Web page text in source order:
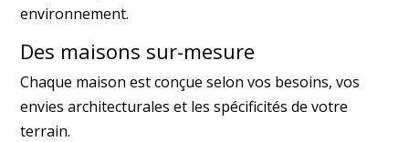
environnement.
Des maisons sur-mesure
Chaque maison est conçue selon vos besoins, vos
envies architecturales et les spécificités de votre
terrain.